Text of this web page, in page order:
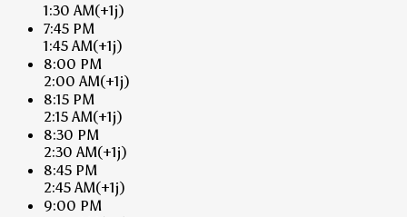
1:30 AM(+1j)
7:45 PM
1:45 AM(+1j)
8:00 PM
2:00 AM(+1j)
8:15 PM
2:15 AM(+1j)
8:30 PM
2:30 AM(+1j)
8:45 PM
2:45 AM(+1j)
9:00 PM